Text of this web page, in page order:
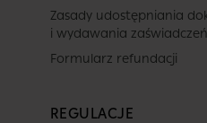
Zasady udostępniania
i wydawania zaświadczeń
Formularz refundacji
REGULACJE